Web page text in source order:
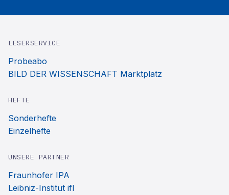
LESERSERVICE
Probeabo
BILD DER WISSENSCHAFT Marktplatz
HEFTE
Sonderhefte
Einzelhefte
UNSERE PARTNER
Fraunhofer IPA
Leibniz-Institut ifl